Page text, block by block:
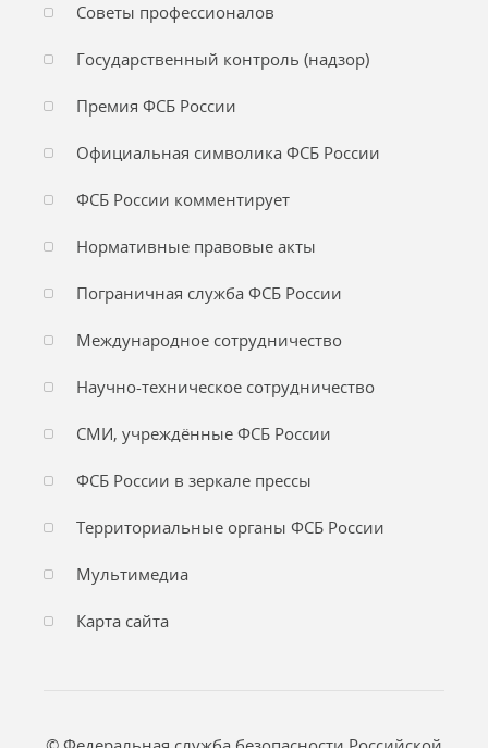
Советы профессионалов
Государственный контроль (надзор)
Премия ФСБ России
Официальная символика ФСБ России
ФСБ России комментирует
Нормативные правовые акты
Пограничная служба ФСБ России
Международное сотрудничество
Научно-техническое сотрудничество
СМИ, учреждённые ФСБ России
ФСБ России в зеркале прессы
Территориальные органы ФСБ России
Мультимедиа
Карта сайта